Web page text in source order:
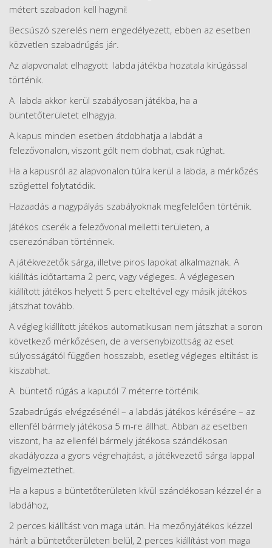
métert szabadon kell hagyni!
Becsúszó szerelés nem engedélyezett, ebben az esetben
közvetlen szabadrúgás jár.
Az alapvonalat elhagyott labda játékba hozatala kirúgással
történik.
A labda akkor kerül szabályosan játékba, ha a
büntetőterületet elhagyja.
A kapus minden esetben átdobhatja a labdát a
felezővonalon, viszont gólt nem dobhat, csak rúghat.
Ha a kapusról az alapvonalon túlra kerül a labda, a mérkőzés
szöglettel folytatódik.
Hazaadás a nagypályás szabályoknak megfelelően történik.
Játékos cserék a felezővonal melletti területen, a
cserezónában történnek.
A játékvezetők sárga, illetve piros lapokat alkalmaznak. A
kiállítás időtartama 2 perc, vagy végleges. A véglegesen
kiállított játékos helyett 5 perc elteltével egy másik játékos
játszhat tovább.
A végleg kiállított játékos automatikusan nem játszhat a soron
következő mérkőzésen, de a versenybizottság az eset
súlyosságától függően hosszabb, esetleg végleges eltiltást is
kiszabhat.
A büntető rúgás a kaputól 7 méterre történik.
Szabadrúgás elvégzésénél – a labdás játékos kérésére – az
ellenfél bármely játékosa 5 m-re állhat. Abban az esetben
viszont, ha az ellenfél bármely játékosa szándékosan
akadályozza a gyors végrehajtást, a játékvezető sárga lappal
figyelmeztethet.
Ha a kapus a büntetőterületen kívül szándékosan kézzel ér a
labdához,
2 perces kiállítást von maga után. Ha mezőnyjátékos kézzel
hárít a büntetőterületen belül, 2 perces kiállítást von maga